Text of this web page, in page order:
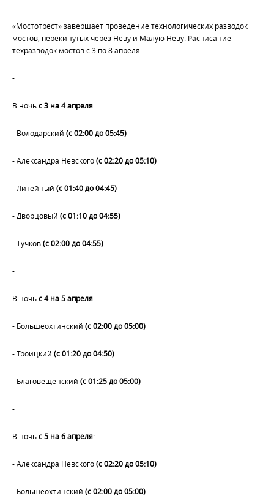
«Мостотрест» завершает проведение технологических разводок
мостов, перекинутых через Неву и Малую Неву. Расписание
техразводок мостов с 3 по 8 апреля:
-
В ночьс 3 на 4 апреля:
- Володарский (с 02:00 до 05:45)
- Александра Невского(с 02:20 до 05:10)
- Литейный (с 01:40 до 04:45)
- Дворцовый (с 01:10 до 04:55)
- Тучков(с 02:00 до 04:55)
-
В ночьс 4 на 5 апреля:
- Большеохтинский (с 02:00 до 05:00)
- Троицкий (с 01:20 до 04:50)
- Благовещенский (с 01:25 до 05:00)
-
В ночьс 5 на 6 апреля:
- Александра Невского(с 02:20 до 05:10)
- Большеохтинский (с 02:00 до 05:00)